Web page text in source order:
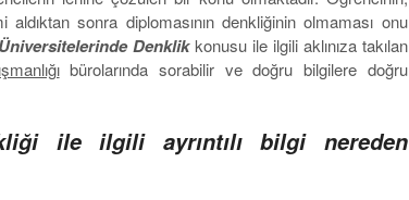
sonra diplomasının denkliğinin olmaması onu
Denklikkonusu ile ilgili aklınıza takılan
bürolarında sorabilir ve doğru bilgilere doğru
ile ilgili ayrıntılı bilgi nereden